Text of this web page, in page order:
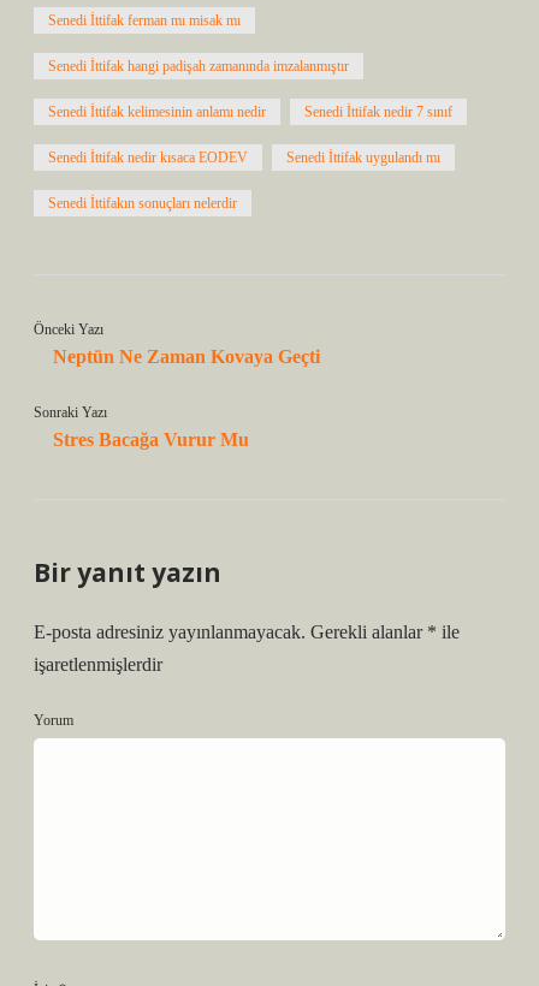
Senedi İttifak ferman mı misak mı
Senedi İttifak hangi padişah zamanında imzalanmıştır
Senedi İttifak kelimesinin anlamı nedir Senedi İttifak nedir 7 sınıf
Senedi İttifak nedir kısaca EODEV Senedi İttifak uygulandı mı
Senedi İttifakın sonuçları nelerdir
Önceki Yazı
Neptün Ne Zaman Kovaya Geçti
Sonraki Yazı
Stres Bacağa Vurur Mu
Bir yanıt yazın
E-posta adresiniz yayınlanmayacak. Gerekli alanlar * ile
işaretlenmişlerdir
Yorum